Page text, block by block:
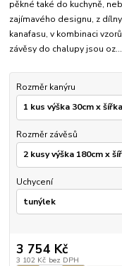
pěkné také do kuchyně,
zajímavého designu, z
kanafasu, v kombinaci
závěsy do chalupy jsou oz...
Rozměr kanýru
Rozměr závěsů
Uchycení
3 754 Kč
3 102 Kč bez DPH